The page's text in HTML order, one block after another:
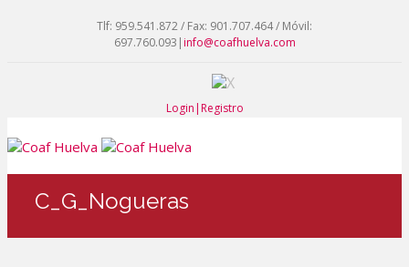
Tlf: 959.541.872 / Fax: 901.707.464 / Móvil:
697.760.093 | info@coafhuelva.com
Login|Registro
C_G_Nogueras